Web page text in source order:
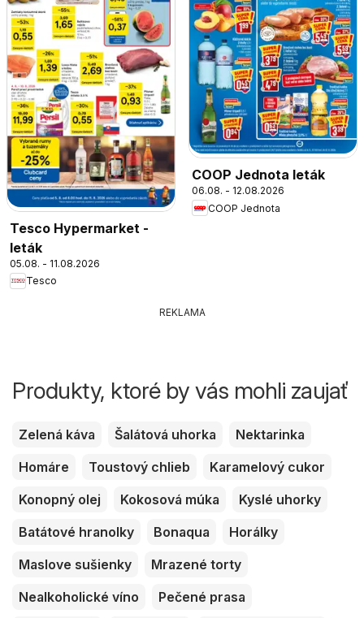
Tesco Hypermarket -
leták
05.08. - 11.08.2026
Tesco
COOP Jednota leták
06.08. - 12.08.2026
COOP Jednota
REKLAMA
Produkty, ktoré by vás mohli zaujať
Zelená káva Šalátová uhorka
Nektarinka
Homáre
Toustový chlieb
Karamelový cukor
Konopný olej
Kokosová múka
Kyslé uhorky
Batátové hranolky
Bonaqua
Horálky
Maslove sušienky
Mrazené torty
Nealkoholické víno
Pečené prasa